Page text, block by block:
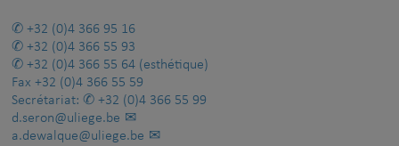
+32 (0)4 366 95 16
+32 (0)4 366 55 93
+32 (0)4 366 55 64 (esthétique)
Fax +32 (0)4 366 55 59
Secrétariat:
+32 (0)4 366 55 99
d.seron@uliege.be
a.dewalque@uliege.be